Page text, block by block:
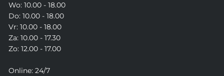
Wo: 10.00 - 18.00
Do: 10.00 - 18.00
Vr: 10.00 - 18.00
Za: 10.00 - 17.30
Zo: 12.00 - 17.00
Online: 24/7